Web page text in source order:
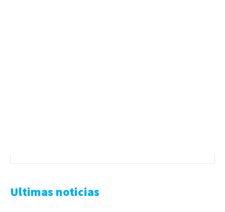
Ultimas noticias